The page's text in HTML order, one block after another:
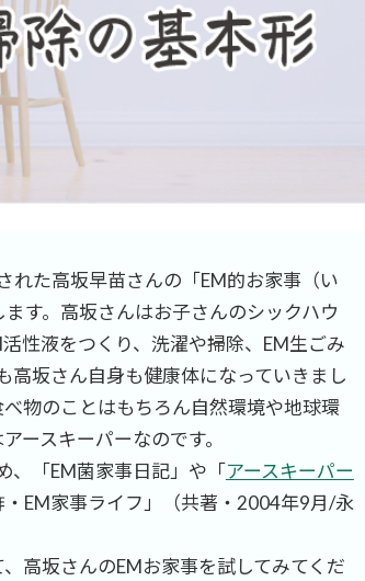
れた高坂早苗さんの「EM的お家事（い
す。高坂さんはお子さんのシックハウ
性液をつくり、洗濯や掃除、EM生ごみ
高坂さん自身も健康体になっていきまし
物のことはもちろん自然環境や地球環
ースキーパーなのです。
、「EM菌家事日記」や「アースキーパー
EM家事ライフ」（共著・2004年9月/永
高坂さんのEMお家事を試してみてくだ